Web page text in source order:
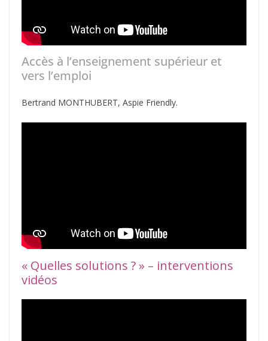
Accès à l’enseignement supérieur et
vers l’emploi
Bertrand MONTHUBERT, Aspie Friendly.
« Quelles solutions ? » – interventions
vidéos